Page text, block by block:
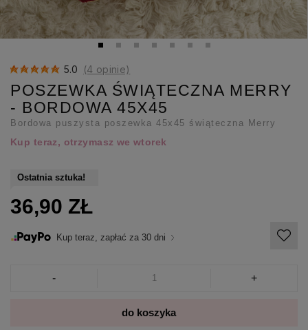
5.0 (4 opinie)
POSZEWKA ŚWIĄTECZNA MERRY
- BORDOWA 45X45
Bordowa puszysta poszewka 45x45 świąteczna Merry
Kup teraz, otrzymasz we wtorek
Ostatnia sztuka!
36,90 ZŁ
Kup teraz, zapłać za 30 dni
- +
do koszyka